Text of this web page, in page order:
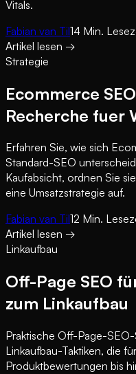
Vitals.
Fabian van Til14 Min.
Artikel lesen →
Strategie
Ecommerce
Recherche fuer
Erfahren Sie, wie sich
Standard-SEO
Kaufabsicht, ordnen Sie
eine Umsatzstrategie auf.
Fabian van Til12 Min.
Artikel lesen →
Linkaufbau
Off-Page SEO
zum Linkaufbau
Praktische Off-Page-
Linkaufbau-Taktiken, die
Produktbewertungen bis